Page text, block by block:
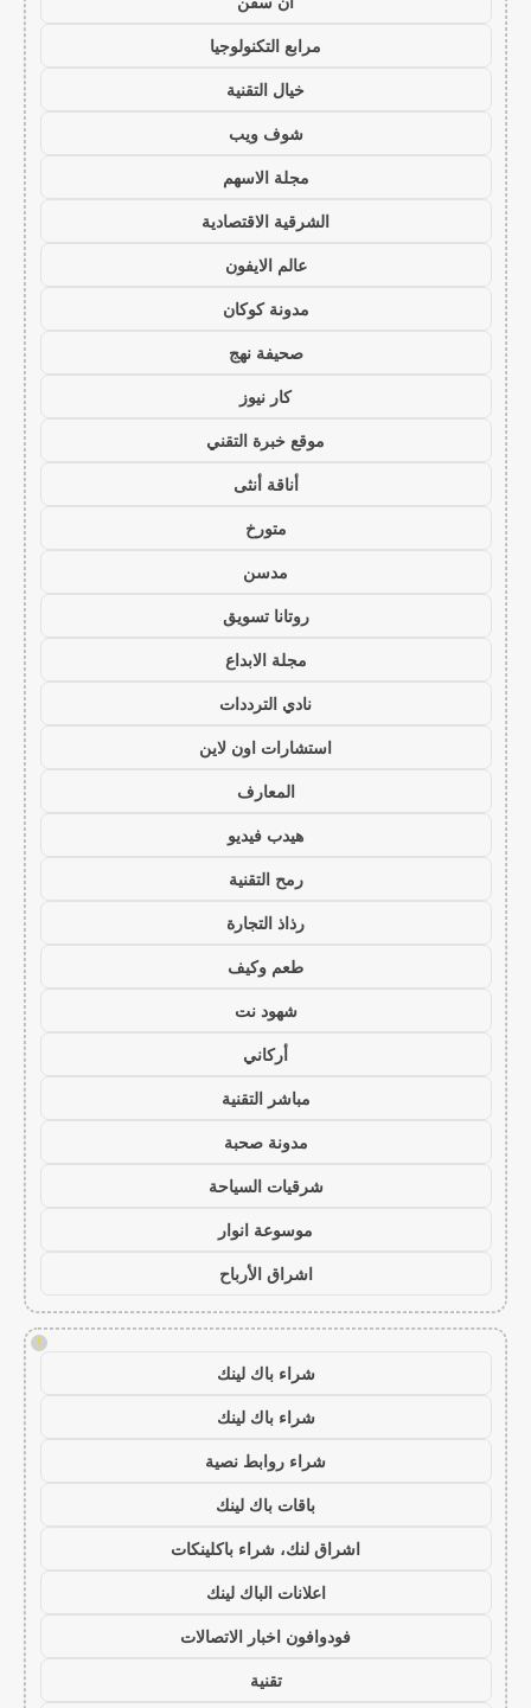
مرابع التكنولوجيا
خيال التقنية
شوف ويب
مجلة الاسهم
الشرقية الاقتصادية
عالم الايفون
مدونة كوكان
صحيفة نهج
كار نيوز
موقع خبرة التقني
أناقة أنثى
متورخ
مدسن
روتانا تسويق
مجلة الابداع
نادي الترددات
استشارات اون لاين
المعارف
هيدب فيديو
رمح التقنية
رذاذ التجارة
طعم وكيف
شهود نت
أركاني
مباشر التقنية
مدونة صحبة
شرقيات السياحة
موسوعة انوار
اشراق الأرباح
!
شراء باك لينك
شراء باك لينك
شراء روابط نصية
باقات باك لينك
اشراق لنك، شراء باكلينكات
اعلانات الباك لينك
فودوافون اخبار الاتصالات
تقنية